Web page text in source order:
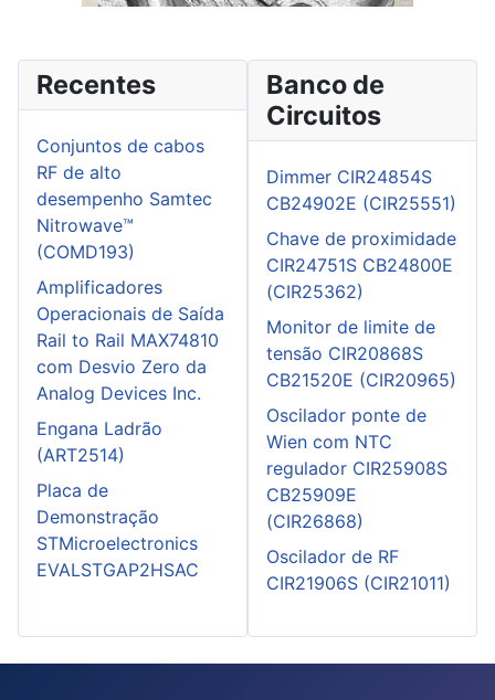
Recentes
Conjuntos de cabos
RF de alto
desempenho Samtec
Nitrowave™
(COMD193)
Amplificadores
Operacionais de Saída
Rail to Rail MAX74810
com Desvio Zero da
Analog Devices Inc.
Engana Ladrão
(ART2514)
Placa de
Demonstração
STMicroelectronics
EVALSTGAP2HSAC
Banco de
Circuitos
Dimmer CIR24854S
CB24902E (CIR25551)
Chave de proximidade
CIR24751S CB24800E
(CIR25362)
Monitor de limite de
tensão CIR20868S
CB21520E (CIR20965)
Oscilador ponte de
Wien com NTC
regulador CIR25908S
CB25909E
(CIR26868)
Oscilador de RF
CIR21906S (CIR21011)